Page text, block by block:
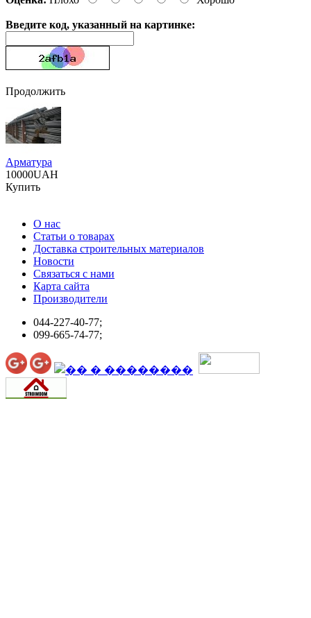
Введите код, указанный на картинке:
Продолжить
Арматура
10000UAH
Купить
О нас
Статьи о товарах
Доставка строительных материалов
Новости
Связаться с нами
Карта сайта
Производители
044-227-40-77;
099-665-74-77;